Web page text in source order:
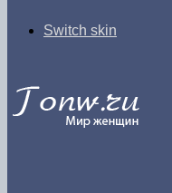
Switch skin